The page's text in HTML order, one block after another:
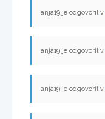
anja19 je odgovoril v
anja19 je odgovoril v
anja19 je odgovoril v